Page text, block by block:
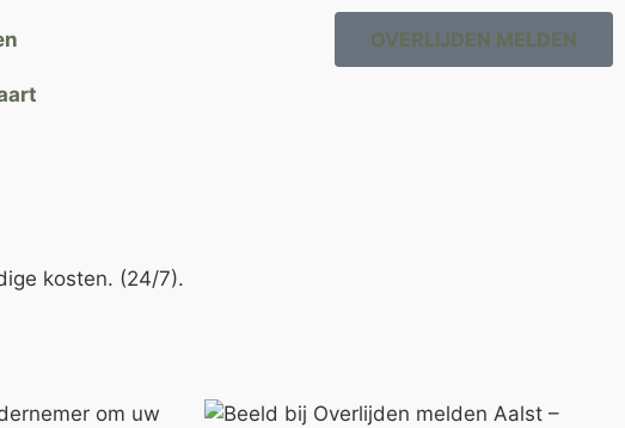
OVERLIJDEN MELDEN
kosten. (24/7).
om uw